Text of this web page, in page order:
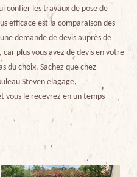
confier les travaux de pose de
efficace est la comparaison des
demande de devis auprès de
plus vous avez de devis en votre
du choix. Sachez que chez
Steven elagage,
vous le recevrez en un temps